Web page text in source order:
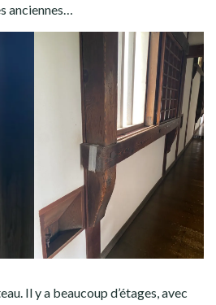
anciennes…
Il y a beaucoup d’étages, avec